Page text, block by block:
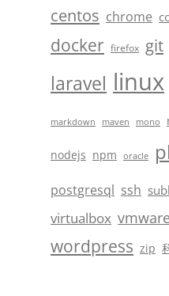
centos chrome
docker firefox git
laravel linux
markdown maven mono
nodejs npm oracle
postgresql ssh
virtualbox vmware
wordpress zip